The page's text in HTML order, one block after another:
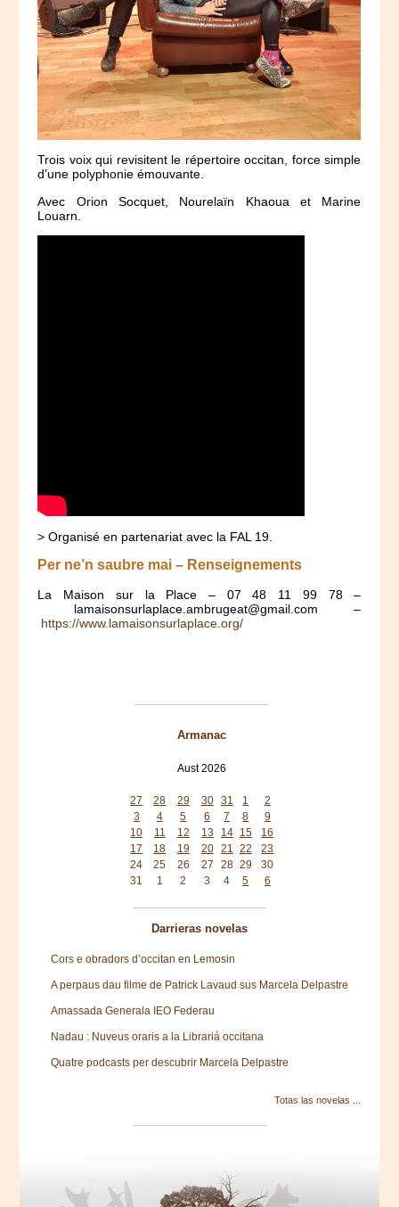
Trois voix qui revisitent le répertoire occitan, force simple
d’une polyphonie émouvante.
Avec Orion Socquet, Nourelaïn Khaoua et Marine
Louarn.
> Organisé en partenariat avec la FAL 19.
Per ne’n saubre mai – Renseignements
La Maison sur la Place – 07 48 11 99 78 –
lamaisonsurlaplace.ambrugeat@gmail.com –
https://www.lamaisonsurlaplace.org/
Armanac
Aust 2026
27
28 29 30 31 1
2
3
4 5 6 7 8
9
10
11 12 13 14 15
16
17
18 19 20 21 22
23
24
25 26 27 28 29
30
31
1 2 3 4 5 6
Darrieras novelas
Cors e obradors d’occitan en Lemosin
A perpaus dau filme de Patrick Lavaud sus Marcela Delpastre
Amassada Generala IEO Federau
Nadau : Nuveus oraris a la Librariá occitana
Quatre podcasts per descubrir Marcela Delpastre
Totas las novelas ...